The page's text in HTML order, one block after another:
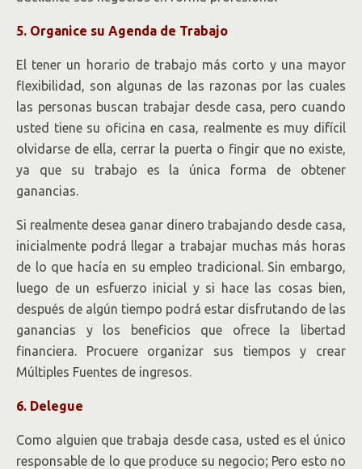
5. Organice su Agenda de Trabajo
El tener un horario de trabajo más corto y una mayor
flexibilidad, son algunas de las razonas por las cuales
las personas buscan trabajar desde casa, pero cuando
usted tiene su oficina en casa, realmente es muy difícil
olvidarse de ella, cerrar la puerta o fingir que no existe,
ya que su trabajo es la única forma de obtener
ganancias.
Si realmente desea ganar dinero trabajando desde casa,
inicialmente podrá llegar a trabajar muchas más horas
de lo que hacía en su empleo tradicional. Sin embargo,
luego de un esfuerzo inicial y si hace las cosas bien,
después de algún tiempo podrá estar disfrutando de las
ganancias y los beneficios que ofrece la libertad
financiera. Procuere organizar sus tiempos y crear
Múltiples Fuentes de ingresos.
6. Delegue
Como alguien que trabaja desde casa, usted es el único
responsable de lo que produce su negocio; Pero esto no